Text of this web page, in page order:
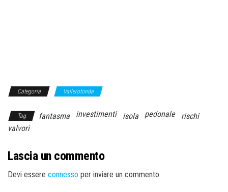
Categoria Vallerotonda
Tag fantasma investimenti isola pedonale
rischi
valvori
Lascia un commento
Devi essere connesso per inviare un commento.